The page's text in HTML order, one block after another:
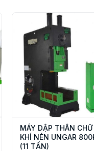
MÁY DẬP THÂN CHỮ
KHÍ NÉN UNGAR
(11 TẤN)